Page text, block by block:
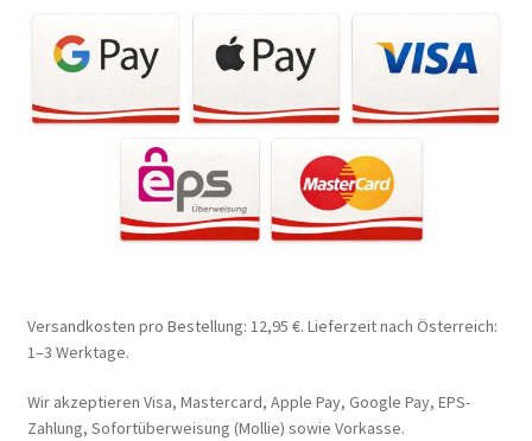
Versandkosten pro Bestellung: 12,95 €. Lieferzeit nach Österreich:
1–3 Werktage.
Wir akzeptieren Visa, Mastercard, Apple Pay, Google Pay, EPS-
Zahlung, Sofortüberweisung (Mollie) sowie Vorkasse.